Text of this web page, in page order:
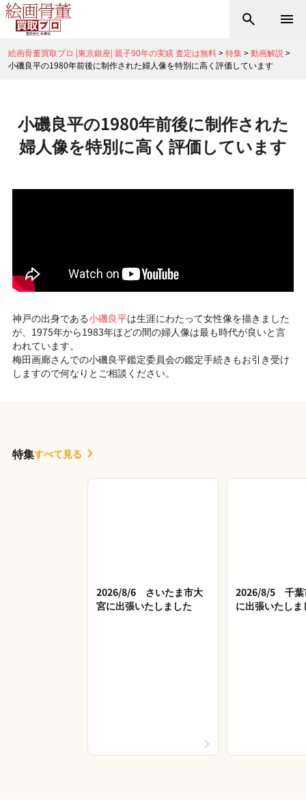
絵画骨董買取プロ |東京銀座| 親子90年の実績 査定は無料>特集>動画解説 >
小磯良平の1980年前後に制作された婦人像を特別に高く評価しています
小磯良平の1980年前後に制作された
婦人像を特別に高く評価しています
神戸の出身である小磯良平は生涯にわたって女性像を描きました
が、1975年から1983年ほどの間の婦人像は最も時代が良いと言
われています。
梅田画廊さんでの小磯良平鑑定委員会の鑑定手続きもお引き受け
しますので何なりとご相談ください。
特集すべて見る
2026/8/6 さいたま市大
宮に出張いたしました
2026/8/5 千葉
に出張いたしま